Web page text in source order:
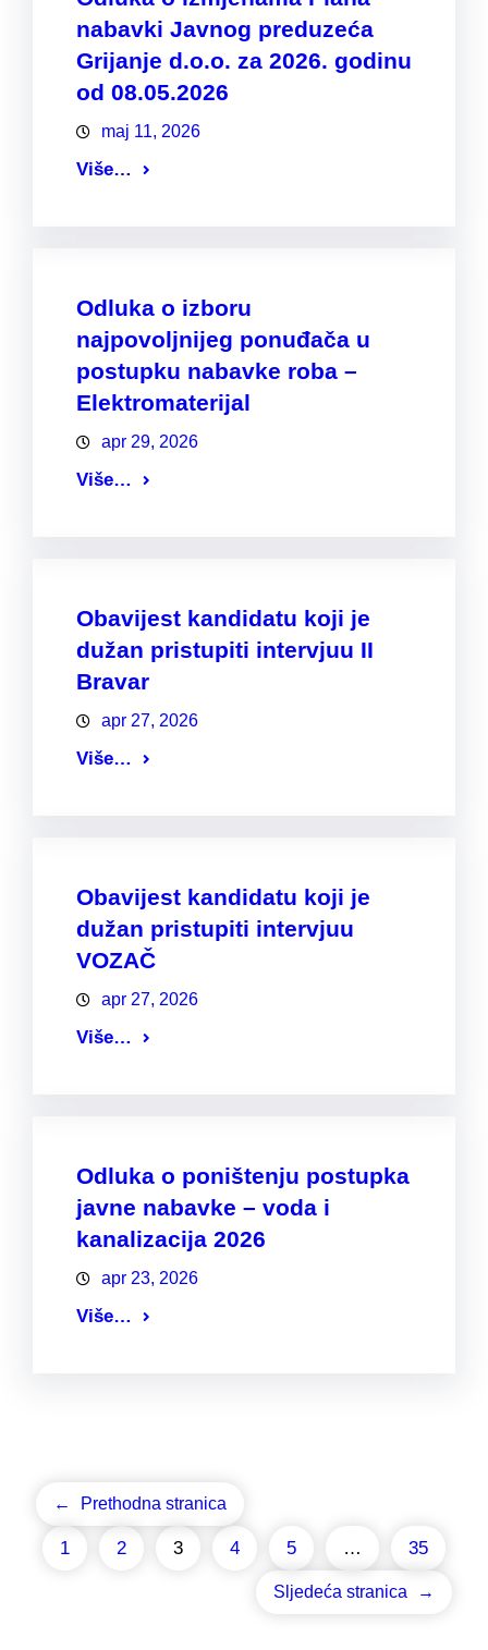
nabavki Javnog preduzeća
Grijanje d.o.o. za 2026. godinu
od 08.05.2026
maj 11, 2026
Više…
Odluka o izboru
najpovoljnijeg ponuđača u
postupku nabavke roba –
Elektromaterijal
apr 29, 2026
Više…
Obavijest kandidatu koji je
dužan pristupiti intervjuu II
Bravar
apr 27, 2026
Više…
Obavijest kandidatu koji je
dužan pristupiti intervjuu
VOZAČ
apr 27, 2026
Više…
Odluka o poništenju postupka
javne nabavke – voda i
kanalizacija 2026
apr 23, 2026
Više…
← Prethodna stranica
1 2 3 4 5 … 35
Sljedeća stranica →